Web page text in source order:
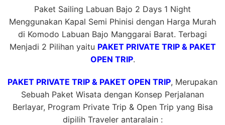
Penuh
Paket Sailing Labuan Bajo 2 Days 1 Night
Menggunakan Kapal Semi Phinisi dengan Harga Murah
di Komodo Labuan Bajo Manggarai Barat. Terbagi
Menjadi 2 Pilihan yaitu PAKET PRIVATE TRIP & PAKET
OPEN TRIP.
PAKET PRIVATE TRIP & PAKET OPEN TRIP, Merupakan
Sebuah Paket Wisata dengan Konsep Perjalanan
Berlayar, Program Private Trip & Open Trip yang Bisa
dipilih Traveler antaralain :